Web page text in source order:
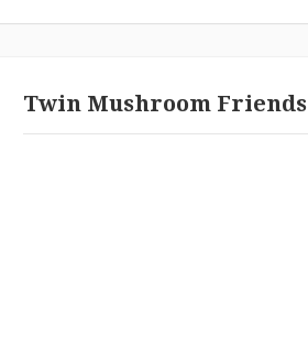
Twin Mushroom Friends